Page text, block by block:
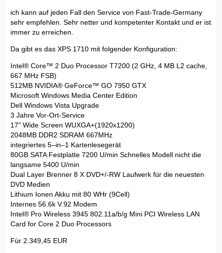
ich kann auf jeden Fall den Service von Fast-Trade-Germany
sehr empfehlen. Sehr netter und kompetenter Kontakt und er ist
immer zu erreichen.
Da gibt es das XPS 1710 mit folgender Konfiguration:
Intel® Core™ 2 Duo Processor T7200 (2 GHz, 4 MB L2 cache,
667 MHz FSB)
512MB NVIDIA® GeForce™ GO 7950 GTX
Microsoft Windows Media Center Edition
Dell Windows Vista Upgrade
3 Jahre Vor-Ort-Service
17" Wide Screen WUXGA+(1920x1200)
2048MB DDR2 SDRAM 667MHz
integriertes 5–in–1 Kartenlesegerät
80GB SATA Festplatte 7200 U/min Schnelles Modell nicht die
langsame 5400 U/min
Dual Layer Brenner 8 X DVD+/-RW Laufwerk für die neuesten
DVD Medien
Lithium Ionen Akku mit 80 WHr (9Cell)
Internes 56.6k V.92 Modem
Intel® Pro Wireless 3945 802.11a/b/g Mini PCI Wireless LAN
Card for Core 2 Duo Processors
Für 2.349,45 EUR